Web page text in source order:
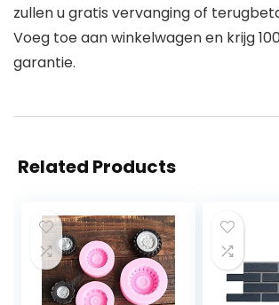
zullen u gratis vervanging of
Voeg toe aan winkelwagen en krijg
garantie.
Related Products